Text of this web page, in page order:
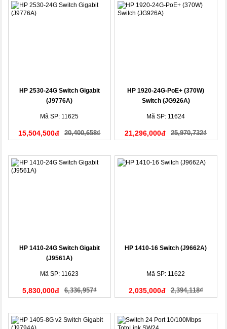
HP 2530-24G Switch Gigabit
(J9776A)
Mã SP: 11625
15,504,500đ 20,400,658₫
HP 1920-24G-PoE+ (370W)
Switch (JG926A)
Mã SP: 11624
21,296,000đ 25,970,732₫
HP 1410-24G Switch Gigabit
(J9561A)
Mã SP: 11623
5,830,000đ 6,336,957₫
HP 1410-16 Switch (J9662A)
Mã SP: 11622
2,035,000đ 2,394,118₫